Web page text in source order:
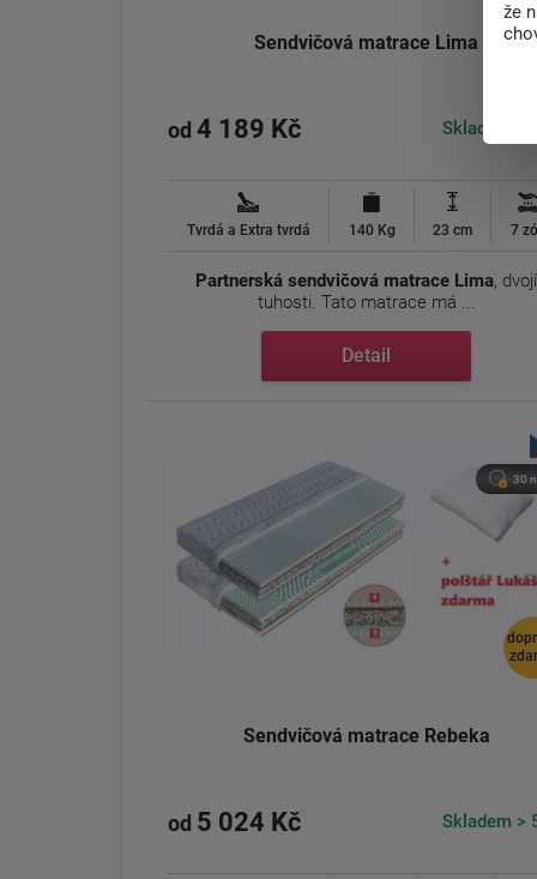
Sendvičová matrace Lima
od 4 189 Kč Skladem >
Tvrdá a Extra tvrdá 140 Kg 23 cm 7
Partnerská sendvičová matrace Lima, dvojí
tuhosti. Tato matrace má ...
Detail
30
Sendvičová matrace Rebeka
od 5 024 Kč Skladem >
že